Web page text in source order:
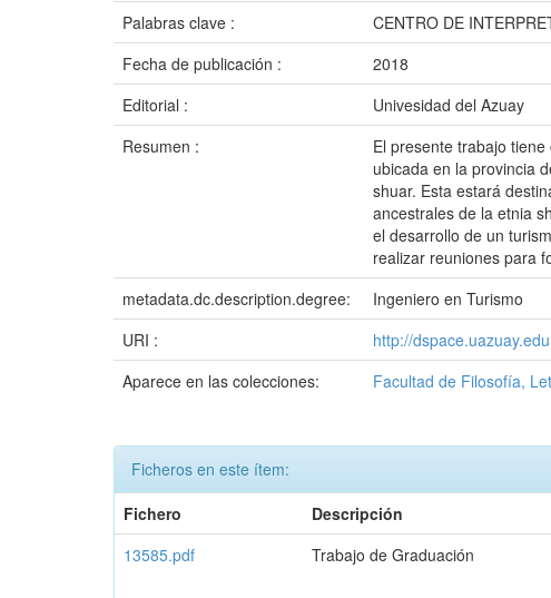
Palabras clave :
CENTRO DE
Fecha de publicación :
2018
Editorial :
Univesidad del Azuay
Resumen :
El presente trabajo
ubicada en la provincia
shuar. Esta estará
ancestrales de la etnia
el desarrollo de un
realizar reuniones para
metadata.dc.description.degree:
Ingeniero en Turismo
URI :
http://
Aparece en las colecciones:
Facultad de Filosofía,
Ficheros en este ítem:
Fichero
Descripción
13585.pdf
Trabajo de Graduación